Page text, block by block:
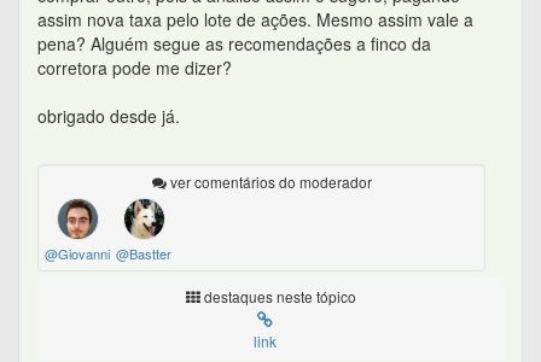
assim nova taxa pelo lote de ações. Mesmo assim vale a
pena? Alguém segue as recomendações a finco da
corretora pode me dizer?
obrigado desde já.
ver comentários do moderador
@Giovanni @Bastter
destaques neste tópico
link